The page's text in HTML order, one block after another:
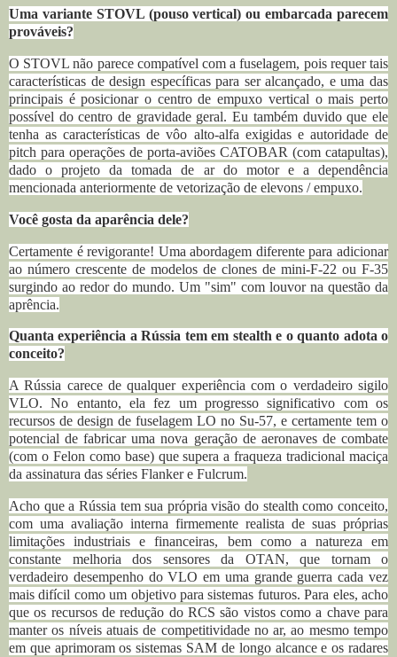
Uma variante STOVL (pouso vertical) ou embarcada parecem
prováveis?
O STOVL não parece compatível com a fuselagem, pois requer tais
características de design específicas para ser alcançado, e uma das
principais é posicionar o centro de empuxo vertical o mais perto
possível do centro de gravidade geral. Eu também duvido que ele
tenha as características de vôo alto-alfa exigidas e autoridade de
pitch para operações de porta-aviões CATOBAR (com catapultas),
dado o projeto da tomada de ar do motor e a dependência
mencionada anteriormente de vetorização de elevons / empuxo.
Você gosta da aparência dele?
Certamente é revigorante! Uma abordagem diferente para adicionar
ao número crescente de modelos de clones de mini-F-22 ou F-35
surgindo ao redor do mundo. Um "sim" com louvor na questão da
aprência.
Quanta experiência a Rússia tem em stealth e o quanto adota o
conceito?
A Rússia carece de qualquer experiência com o verdadeiro sigilo
VLO. No entanto, ela fez um progresso significativo com os
recursos de design de fuselagem LO no Su-57, e certamente tem o
potencial de fabricar uma nova geração de aeronaves de combate
(com o Felon como base) que supera a fraqueza tradicional maciça
da assinatura das séries Flanker e Fulcrum.
Acho que a Rússia tem sua própria visão do stealth como conceito,
com uma avaliação interna firmemente realista de suas próprias
limitações industriais e financeiras, bem como a natureza em
constante melhoria dos sensores da OTAN, que tornam o
verdadeiro desempenho do VLO em uma grande guerra cada vez
mais difícil como um objetivo para sistemas futuros. Para eles, acho
que os recursos de redução do RCS são vistos como a chave para
manter os níveis atuais de competitividade no ar, ao mesmo tempo
em que aprimoram os sistemas SAM de longo alcance e os radares